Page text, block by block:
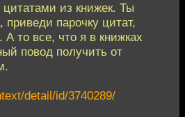
из книжек. Ты
приведи парочку цитат,
то все, что я в книжках
повод получить от
detail/id/3740289/